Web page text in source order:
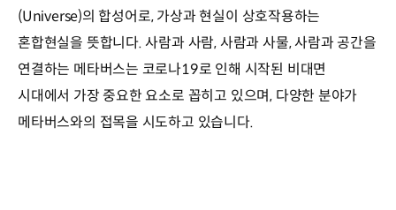
(Universe)의 합성어로, 가상과 현실이 상호작용하는
혼합현실을 뜻합니다. 사람과 사람, 사람과 사물, 사람과 공간을
연결하는 메타버스는 코로나19로 인해 시작된 비대면
시대에서 가장 중요한 요소로 꼽히고 있으며, 다양한 분야가
메타버스와의 접목을 시도하고 있습니다.